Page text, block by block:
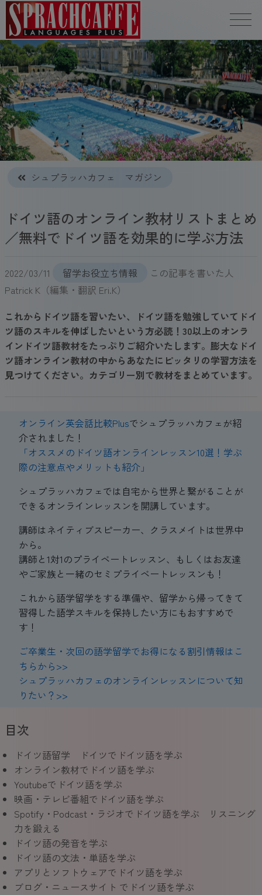
シュプラッハカフェ マガジン
ドイツ語のオンライン教材リストまとめ
／無料でドイツ語を効果的に学ぶ方法
2022/03/11 留学お役立ち情報
この記事を書いた人
Patrick K（編集・翻訳 Eri.K）
これからドイツ語を習いたい、ドイツ語を勉強していてドイ
ツ語のスキルを伸ばしたいという方必読！30以上のオンラ
インドイツ語教材をたっぷりご紹介いたします。膨大なドイ
ツ語オンライン教材の中からあなたにピッタリの学習方法を
見つけてください。カテゴリー別で教材をまとめています。
オンライン英会話比較Plusでシュプラッハカフェが紹
介されました！
「オススメのドイツ語オンラインレッスン10選！学ぶ
際の注意点やメリットも紹介」
シュプラッハカフェでは自宅から世界と繋がることが
できるオンラインレッスンを開講しています。
講師はネイティブスピーカー、クラスメイトは世界中
から。
講師と1対1のプライベートレッスン、もしくはお友達
やご家族と一緒のセミプライベートレッスンも！
これから語学留学をする準備や、留学から帰ってきて
習得した語学スキルを保持したい方にもおすすめで
す！
ご卒業生・次回の語学留学でお得になる割引情報はこ
ちらから>>
シュプラッハカフェのオンラインレッスンについて知
りたい？>>
目次
ドイツ語留学 ドイツでドイツ語を学ぶ
オンライン教材でドイツ語を学ぶ
Youtubeでドイツ語を学ぶ
映画・テレビ番組でドイツ語を学ぶ
Spotify・Podcast・ラジオでドイツ語を学ぶ リスニング
力を鍛える
ドイツ語の発音を学ぶ
ドイツ語の文法・単語を学ぶ
アプリとソフトウェアでドイツ語を学ぶ
ブログ・ニュースサイト でドイツ語を学ぶ